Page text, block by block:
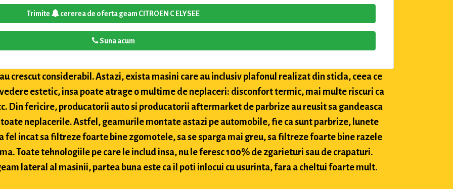
Trimite cererea de oferta geam CITROEN C ELYSEE
Suna acum
crescut considerabil. Astazi, exista masini care au inclusiv plafonul realizat din sticla, ceea ce
estetic, insa poate atrage o multime de neplaceri: disconfort termic, mai multe riscuri ca
Din fericire, producatorii auto si producatorii aftermarket de parbrize au reusit sa gandeasca
neplacerile. Astfel, geamurile montate astazi pe automobile, fie ca sunt parbrize, lunete
fel incat sa filtreze foarte bine zgomotele, sa se sparga mai greu, sa filtreze foarte bine razele
Toate tehnologiile pe care le includ insa, nu le feresc 100% de zgarieturi sau de crapaturi.
lateral al masinii, partea buna este ca il poti inlocui cu usurinta, fara a cheltui foarte mult.